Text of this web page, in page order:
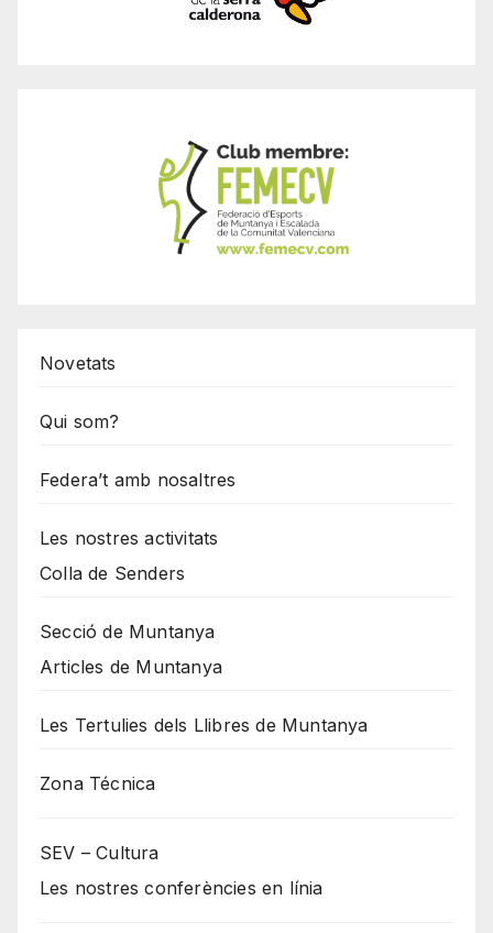
Novetats
Qui som?
Federa’t amb nosaltres
Les nostres activitats
Colla de Senders
Secció de Muntanya
Articles de Muntanya
Les Tertulies dels Llibres de Muntanya
Zona Técnica
SEV – Cultura
Les nostres conferències en línia